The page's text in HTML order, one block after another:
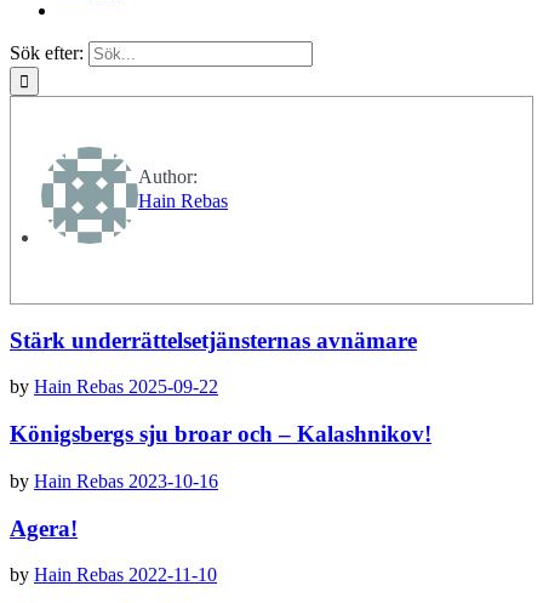
Sök efter:
Author:
Hain Rebas
Stärk underrättelsetjänsternas avnämare
by Hain Rebas 2025-09-22
Königsbergs sju broar och – Kalashnikov!
by Hain Rebas 2023-10-16
Agera!
by Hain Rebas 2022-11-10